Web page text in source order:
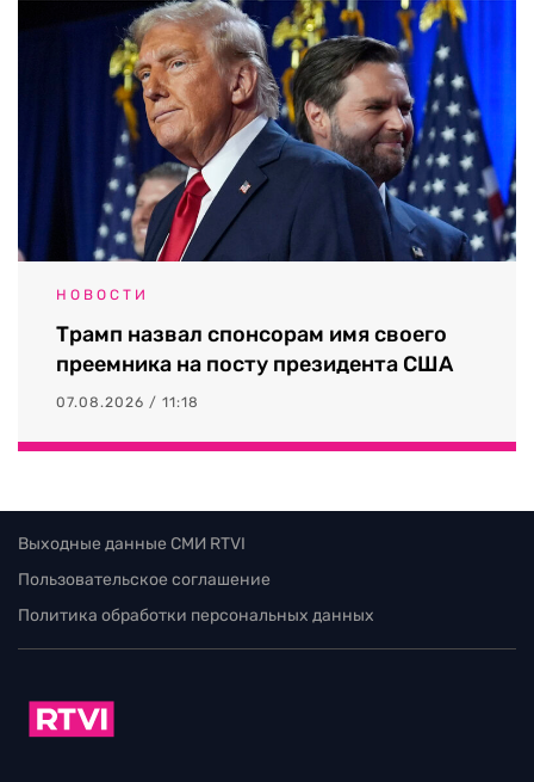
НОВОСТИ
Трамп назвал спонсорам имя своего
преемника на посту президента США
07.08.2026 / 11:18
Выходные данные СМИ RTVI
Пользовательское соглашение
Политика обработки персональных данных